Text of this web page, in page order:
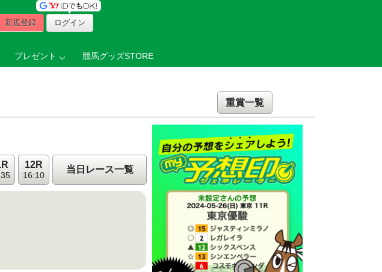
新規登録 ログイン
プレゼント 競馬グッズSTORE
重賞一覧
12R
16:10
当日レース一覧